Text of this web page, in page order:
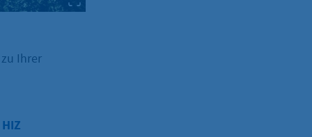
Ihrer